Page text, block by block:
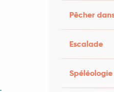
Pêcher
Escalade
Spéléologie